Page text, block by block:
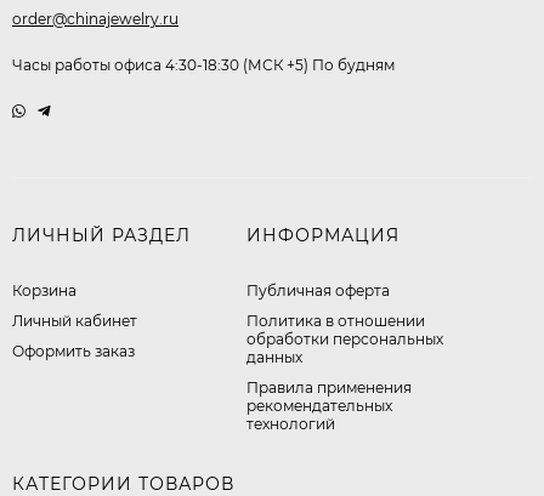
order@chinajewelry.ru
Часы работы офиса 4:30-18:30 (МСК +5) По будням
ЛИЧНЫЙ РАЗДЕЛ
Корзина
Личный кабинет
Оформить заказ
ИНФОРМАЦИЯ
Публичная оферта
​Политика в отношении
обработки персональных
данных
Правила применения
рекомендательных
технологий
КАТЕГОРИИ ТОВАРОВ